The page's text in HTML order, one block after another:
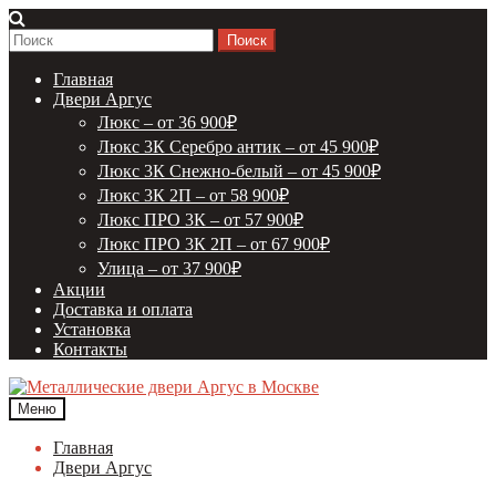
Перейти
к
навигации
Перейти
к
содержимому
Найти:
Главная
Двери Аргус
Люкс – от 36 900₽
Люкс 3К Серебро антик – от 45 900₽
Люкс 3К Снежно-белый – от 45 900₽
Люкс 3К 2П – от 58 900₽
Люкс ПРО 3К – от 57 900₽
Люкс ПРО 3К 2П – от 67 900₽
Улица – от 37 900₽
Акции
Доставка и оплата
Установка
Контакты
Меню
Главная
Двери Аргус